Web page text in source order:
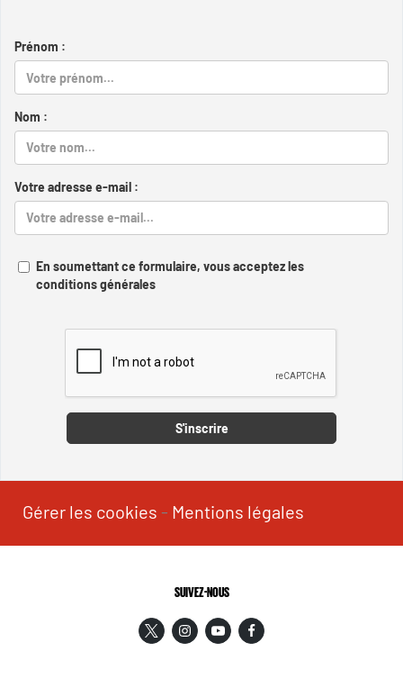
Prénom :
Nom :
Votre adresse e-mail :
En soumettant ce formulaire, vous acceptez les
conditions générales
S'inscrire
Gérer les cookies - Mentions légales
SUIVEZ-NOUS